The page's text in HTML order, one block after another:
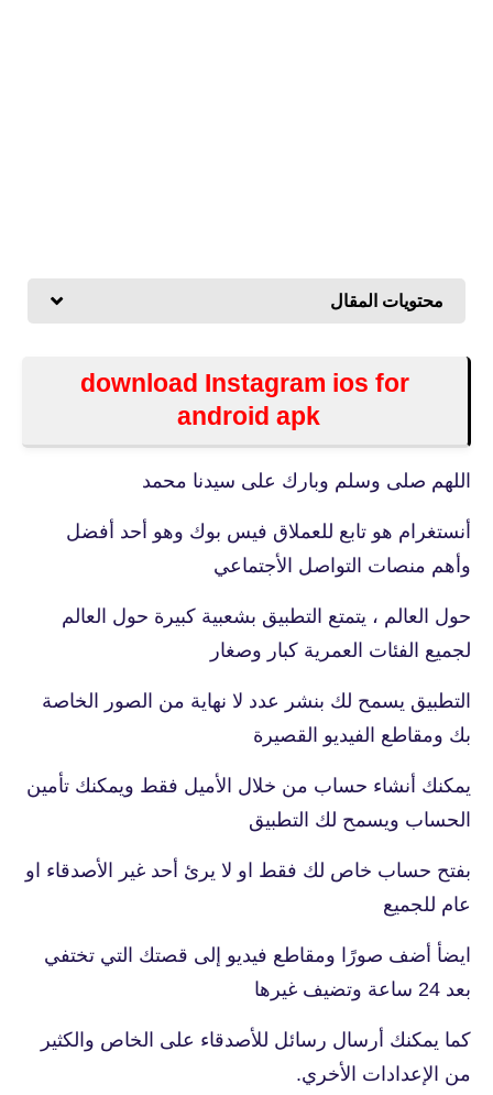
محتويات المقال
download Instagram ios for
android apk
اللهم صلى وسلم وبارك على سيدنا محمد
أنستغرام هو تابع للعملاق فيس بوك وهو أحد أفضل
وأهم منصات التواصل الأجتماعي
حول العالم ، يتمتع التطبيق بشعبية كبيرة حول العالم
لجميع الفئات العمرية كبار وصغار
التطبيق يسمح لك بنشر عدد لا نهاية من الصور الخاصة
بك ومقاطع الفيديو القصيرة
يمكنك أنشاء حساب من خلال الأميل فقط ويمكنك تأمين
الحساب ويسمح لك التطبيق
بفتح حساب خاص لك فقط او لا يرئ أحد غير الأصدقاء او
عام للجميع
ايضأ أضف صورًا ومقاطع فيديو إلى قصتك التي تختفي
بعد 24 ساعة وتضيف غيرها
كما يمكنك أرسال رسائل للأصدقاء على الخاص والكثير
من الإعدادات الأخري.